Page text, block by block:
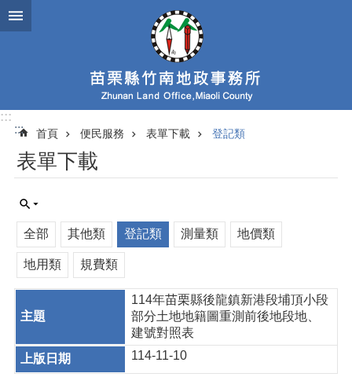
跳到主要內容區塊
:::
:::
首頁 便民服務 表單下載 登記類
表單下載
全部 其他類 登記類 測量類 地價類
地用類 規費類
114年苗栗縣後龍鎮新港段埔頂小段
部分土地地籍圖重測前後地段地、
建號對照表
114-11-10